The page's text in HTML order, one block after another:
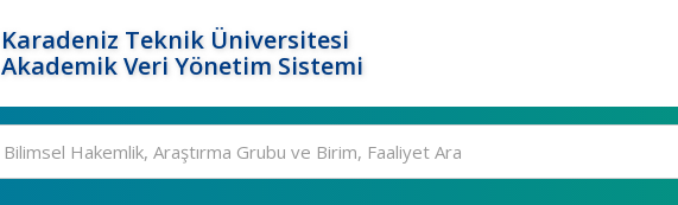
Karadeniz Teknik Üniversitesi
Akademik Veri Yönetim Sistemi